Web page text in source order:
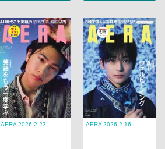
AERA 2026.2.23 AERA 2026.2.16